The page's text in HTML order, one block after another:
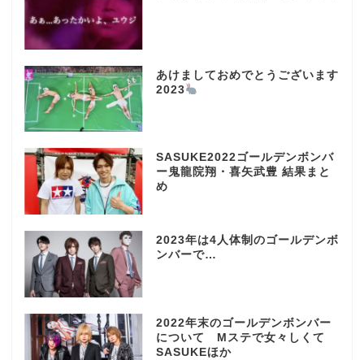
あけましておめでとうございます
2023
SASUKE2022ゴールデンボンバ
ー鬼龍院翔・喜矢武豊 結果まと
め
2023年は4人体制のゴールデンボ
ンバーで…
2022年末のゴールデンボンバー
について Mステで女々しくて
SASUKEほか